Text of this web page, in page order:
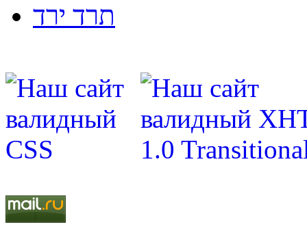
תרד ירד